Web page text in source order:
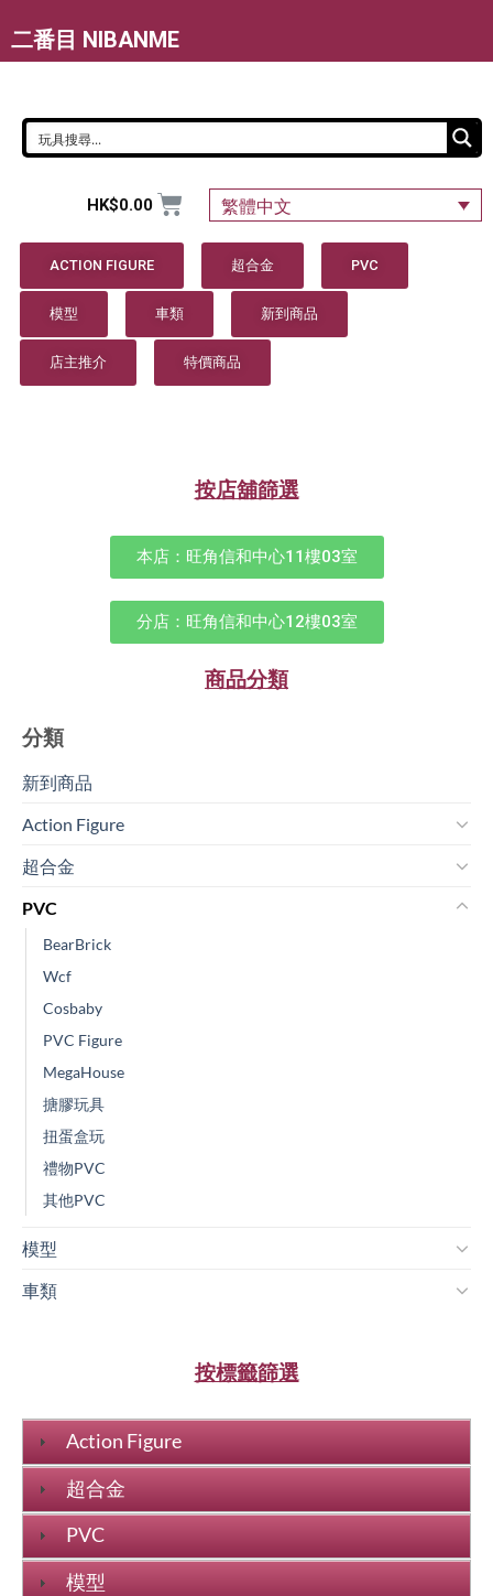
二番目 NIBANME
HK$0.00 繁體中文
ACTION FIGURE 超合金 PVC
模型 車類 新到商品
店主推介 特價商品
按店舖篩選
本店：旺角信和中心11樓03室
分店：旺角信和中心12樓03室
商品分類
分類
新到商品​
Action Figure
超合金
PVC
BearBrick
Wcf
Cosbaby
PVC Figure
MegaHouse
搪膠玩具
扭蛋盒玩
禮物PVC
其他PVC
模型
車類
按標籤篩選
Action Figure
超合金
PVC
模型